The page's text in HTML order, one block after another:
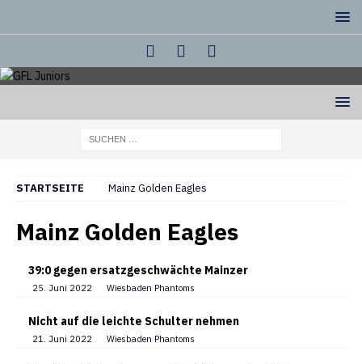
STARTSEITE Mainz Golden Eagles
Mainz Golden Eagles
39:0 gegen ersatzgeschwächte Mainzer
25. Juni 2022 Wiesbaden Phantoms
Nicht auf die leichte Schulter nehmen
21. Juni 2022 Wiesbaden Phantoms